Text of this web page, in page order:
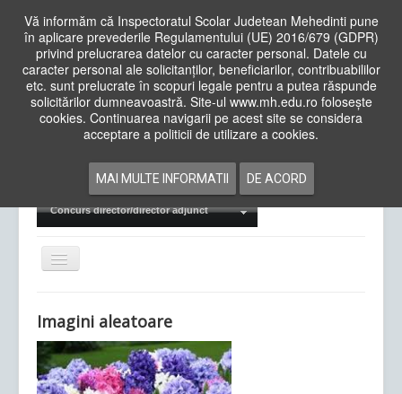
Vă informăm că Inspectoratul Scolar Judetean Mehedinti pune
în aplicare prevederile Regulamentului (UE) 2016/679 (GDPR)
privind prelucrarea datelor cu caracter personal. Datele cu
caracter personal ale solicitanților, beneficiarilor, contribuabililor
etc. sunt prelucrate în scopuri legale pentru a putea răspunde
solicitărilor dumneavoastră. Site-ul www.mh.edu.ro folosește
cookies. Continuarea navigarii pe acest site se considera
acceptare a politicii de utilizare a cookies.
MAI MULTE INFORMATII DE ACORD
Cauta
in
siteAcasa Cadre Didactice
Examene Naționale
Concurs director/director adjunct
Comută
navigarea
Imagini aleatoare